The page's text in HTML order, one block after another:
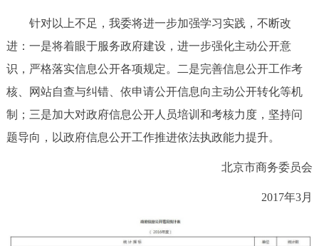
针对以上不足，我委将进一步加强学习实践，不断改
进：一是将着眼于服务政府建设，进一步强化主动公开意
识，严格落实信息公开各项规定。二是完善信息公开工作考
核、网站自查与纠错、依申请公开信息向主动公开转化等机
制；三是加大对政府信息公开人员培训和考核力度，坚持问
题导向，以政府信息公开工作推进依法执政能力提升。
北京市商务委员会
2017年3月